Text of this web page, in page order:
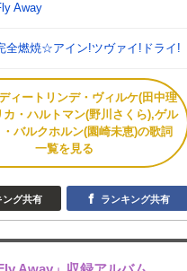
Away
全燃焼☆アイン!ツヴァイ!ドライ!
ィートリンデ・ヴィルケ(田中理
カ・ハルトマン(野川さくら),ゲル
・バルクホルン(園崎未恵)の歌詞
一覧を見る
ング共有 ランキング共有